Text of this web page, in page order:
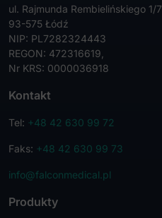
ul. Rajmunda Rembielińskiego 1/7
93-575 Łódź
NIP: PL7282324443
REGON: 472316619,
Nr KRS: 0000036918
Kontakt
Tel: +48 42 630 99 72
Faks: +48 42 630 99 73
info@falconmedical.pl
Produkty